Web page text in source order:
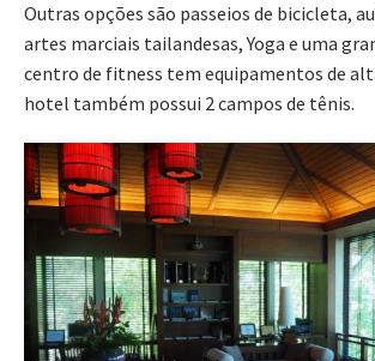
Outras opções são passeios de bicicleta,
artes marciais tailandesas, Yoga e uma
centro de fitness tem equipamentos de
hotel também possui 2 campos de tênis.